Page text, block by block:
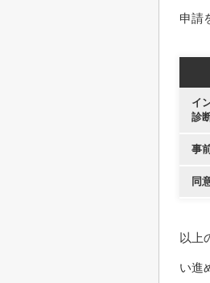
申請
イ
診
事
同
以上
い進